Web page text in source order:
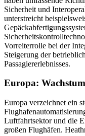
Sicherheit und
unterstreicht
Vorreiterrolle bei der
Steigerung der
Passagiererlebnisses.
Europa:
Europa verzeichnet ein
Luftfahrtsektor und die
großen Flughäfen.